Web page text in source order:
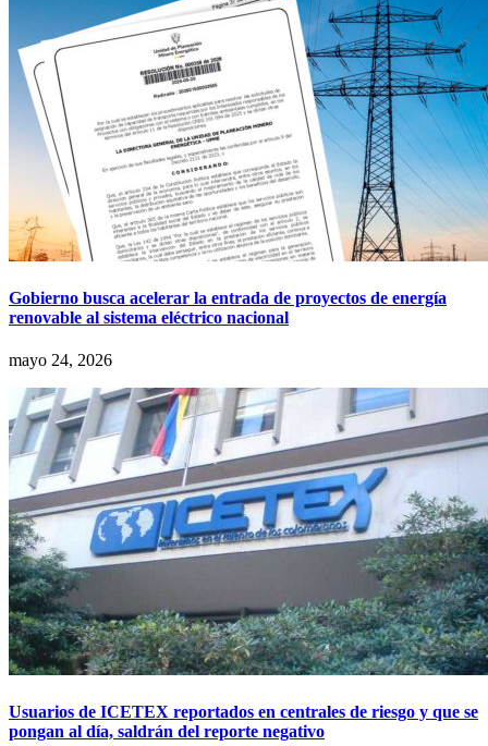
Gobierno busca acelerar la entrada de proyectos de energía
renovable al sistema eléctrico nacional
mayo 24, 2026
Usuarios de ICETEX reportados en centrales de riesgo y que se
pongan al día, saldrán del reporte negativo